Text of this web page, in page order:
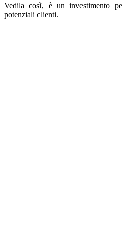
Vedila così, è un investimento
potenziali clienti.